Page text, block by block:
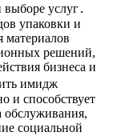
выборе услуг․
упаковки и
материалов
решений,
бизнеса и
имидж
и способствует
обслуживания,
социальной